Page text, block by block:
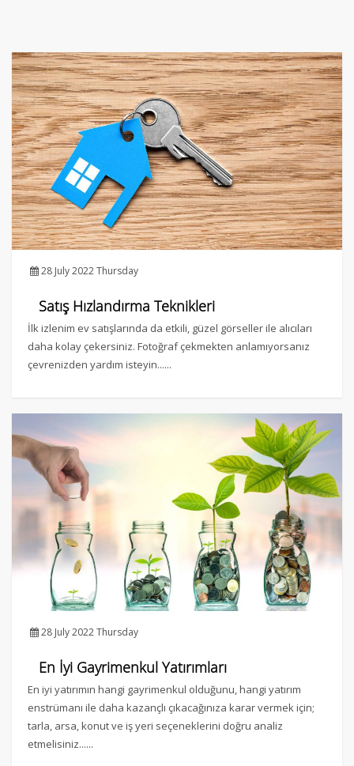
28 July 2022 Thursday
Satış Hızlandırma Teknikleri
İlk izlenim ev satışlarında da etkili, güzel görseller ile alıcıları
daha kolay çekersiniz. Fotoğraf çekmekten anlamıyorsanız
çevrenizden yardım isteyin......
28 July 2022 Thursday
En İyi Gayrimenkul Yatırımları
En iyi yatırımın hangi gayrimenkul olduğunu, hangi yatırım
enstrümanı ile daha kazançlı çıkacağınıza karar vermek için;
tarla, arsa, konut ve iş yeri seçeneklerini doğru analiz
etmelisiniz......